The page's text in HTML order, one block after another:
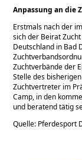
Anpassung an die
Erstmals nach der
sich der Beirat
Deutschland in Bad
Zuchtverbände der
Stelle des
Zuchtvertreter im
Camp, in den
und beratend tätig
Quelle: Pferdesport